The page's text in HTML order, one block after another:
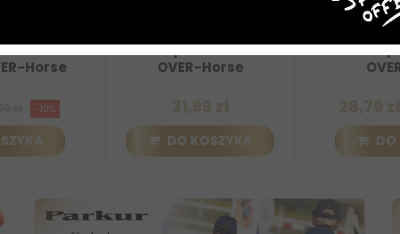
Horse
-10%
Smakołyki owoce leśne
OVER-Horse
DO KOSZYKA
Smakołyki
DO